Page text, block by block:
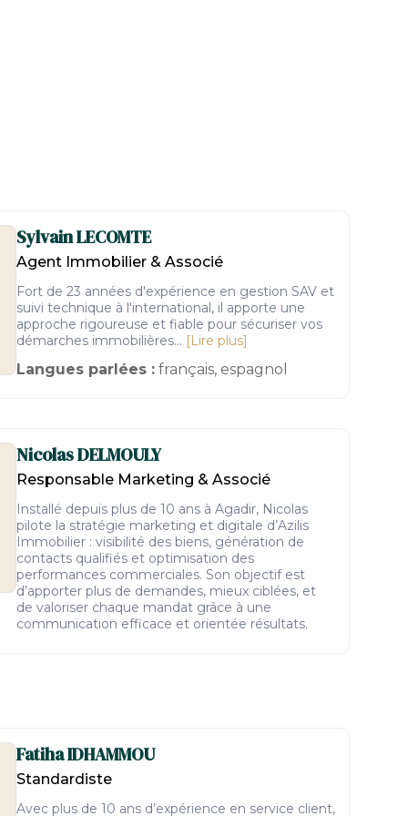
SylvainLECOMTE
Agent Immobilier & Associé
Fort de 23 années d'expérience en gestion SAV et
suivi technique à l'international, il apporte une
approche rigoureuse et fiable pour sécuriser vos
démarches immobilières... [Lire plus]
Langues parlées :français, espagnol
NicolasDELMOULY
Responsable Marketing & Associé
Installé depuis plus de 10 ans à Agadir, Nicolas
pilote la stratégie marketing et digitale d’Azilis
Immobilier : visibilité des biens, génération de
contacts qualifiés et optimisation des
performances commerciales. Son objectif est
d’apporter plus de demandes, mieux ciblées, et
de valoriser chaque mandat grâce à une
communication efficace et orientée résultats.
FatihaIDHAMMOU
Standardiste
Avec plus de 10 ans d’expérience en service client,